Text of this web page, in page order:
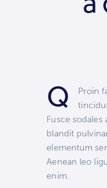
Q
Proin
Fusce
blandit
elementum
Aenean leo
enim.